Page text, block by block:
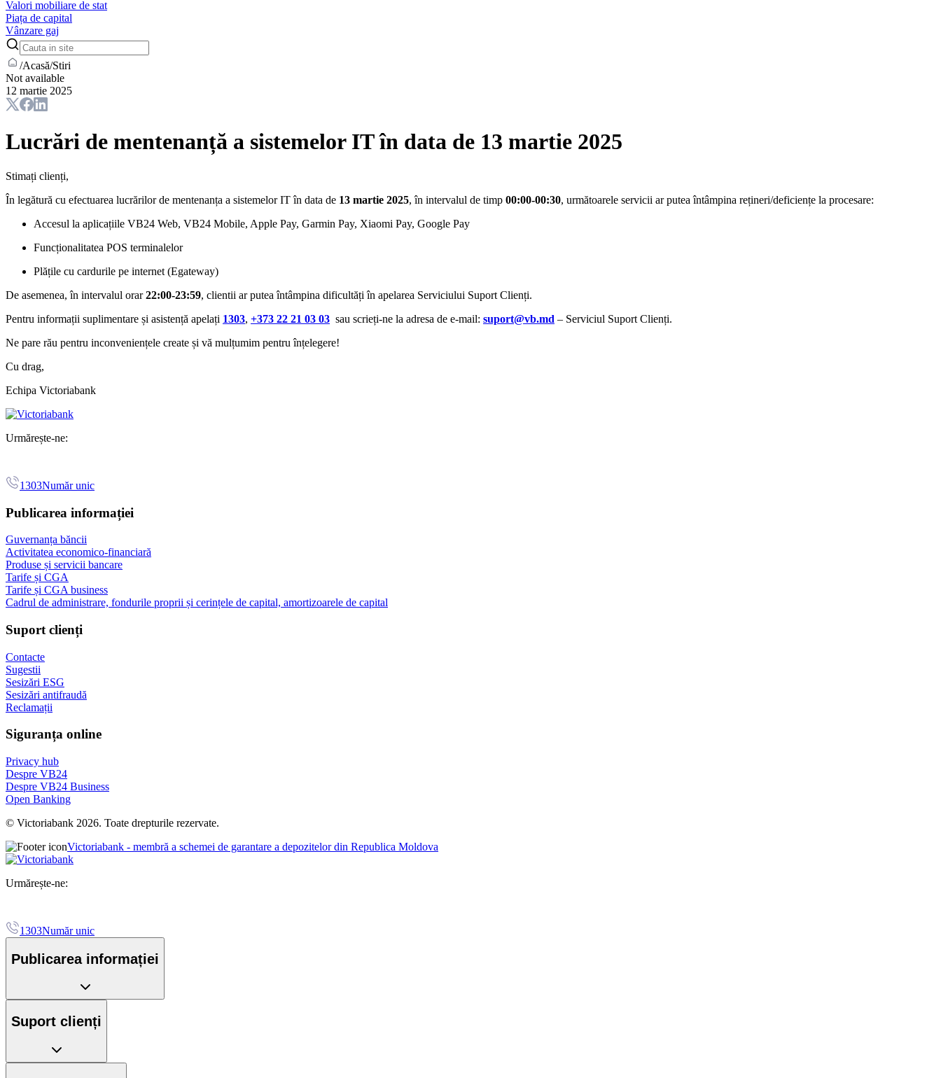
Valori mobiliare de stat
Piața de capital
Vânzare gaj
/Acasă/Stiri
Not available
12 martie 2025
Lucrări de mentenanță a sistemelor IT în data de 13 martie 2025
Stimați clienți,
În legătură cu efectuarea lucrărilor de mentenanța a sistemelor IT în data de 13 martie 2025, în intervalul de timp 00:00-00:30, următoarele servicii ar putea întâmpina rețineri/deficiențe la procesare:
Accesul la aplicațiile VB24 Web, VB24 Mobile, Apple Pay, Garmin Pay, Xiaomi Pay, Google Pay
Funcționalitatea POS terminalelor
Plățile cu cardurile pe internet (Egateway)
De asemenea, în intervalul orar22:00-23:59, clientii ar putea întâmpina dificultăți în apelarea Serviciului Suport Clienți.
Pentru informații suplimentare și asistență apelați 1303, +373 22 21 03 03 sau scrieți-ne la adresa de e-mail: suport@vb.md – Serviciul Suport Clienți.
Ne pare rău pentru inconveniențele create și vă mulțumim pentru înțelegere!
Cu drag,
Echipa Victoriabank
Urmărește-ne:
1303Număr unic
Publicarea informației
Guvernanța băncii
Activitatea economico-financiară
Produse și servicii bancare
Tarife și CGA
Tarife și CGA business
Cadrul de administrare, fondurile proprii și cerințele de capital, amortizoarele de capital
Suport clienți
Contacte
Sugestii
Sesizări ESG
Sesizări antifraudă
Reclamații
Siguranța online
Privacy hub
Despre VB24
Despre VB24 Business
Open Banking
© Victoriabank 2026. Toate drepturile rezervate.
Victoriabank - membră a schemei de garantare a depozitelor din Republica Moldova
Urmărește-ne:
1303Număr unic
Publicarea informației
Suport clienți